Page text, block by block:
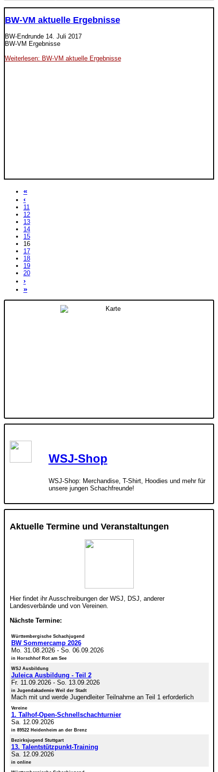
BW-VM aktuelle Ergebnisse
BW-Endrunde 14. Juli 2017
BW-VM Ergebnisse
Weiterlesen: BW-VM aktuelle Ergebnisse
«
‹
11
12
13
14
15
16
17
18
19
20
›
»
WSJ-Shop
WSJ-Shop: Merchandise, T-Shirt, Hoodies und mehr für
unsere jungen Schachfreunde!
Aktuelle Termine und Veranstaltungen
Hier findet ihr Ausschreibungen der WSJ, DSJ, anderer
Landesverbände und von Vereinen.
Nächste Termine:
Württembergische Schachjugend
BW Sommercamp 2026
Mo. 31.08.2026- So. 06.09.2026
in Horschhof Rot am See
WSJ Ausbildung
Juleica Ausbildung - Teil 2
Fr. 11.09.2026- So. 13.09.2026
in Jugendakademie Weil der Stadt
Mach mit und werde Jugendleiter Teilnahme an Teil 1 erforderlich
Vereine
1. Talhof-Open-Schnellschachturnier
Sa. 12.09.2026
in 89522 Heidenheim an der Brenz
Bezirksjugend Stuttgart
13. Talentstützpunkt-Training
Sa. 12.09.2026
in online